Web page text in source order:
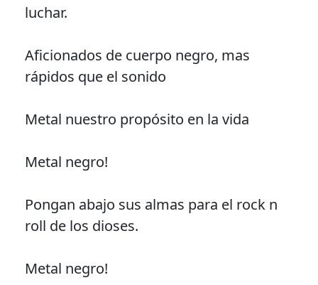
luchar.
Aficionados de cuerpo negro, mas
rápidos que el sonido
Metal nuestro propósito en la vida
Metal negro!
Pongan abajo sus almas para el rock n
roll de los dioses.
Metal negro!